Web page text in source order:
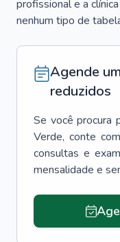
profissional e a
nenhum tipo de
Agende
reduzidos
Se você procura
Verde, conte
consultas e
mensalidade e